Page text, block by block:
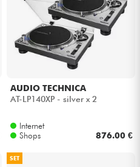
AUDIO TECHNICA
AT-LP140XP - silver x 2
Internet
Shops
876.00 €
SET